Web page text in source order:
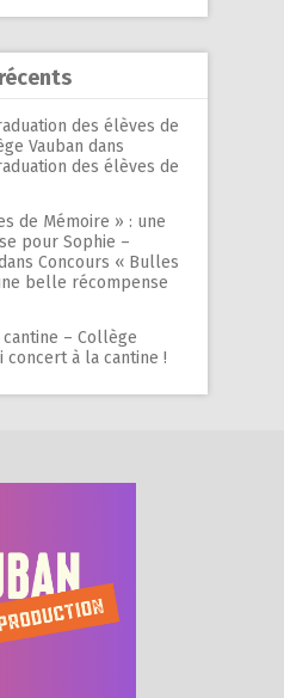
des élèves de
Vauban dans
des élèves de
de Mémoire » : une
pour Sophie –
Concours « Bulles
belle récompense
– Collège
concert à la cantine !